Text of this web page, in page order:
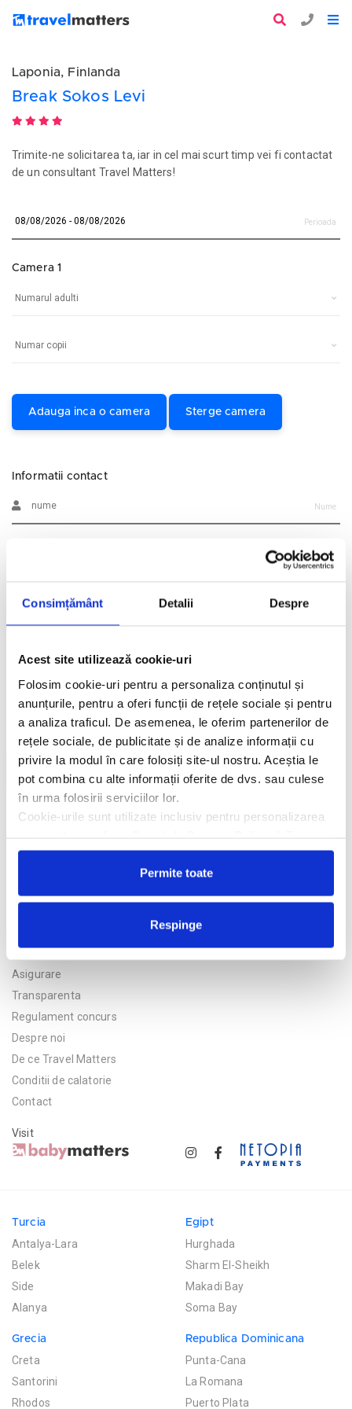
Consimțământ Detalii Despre
Acest site utilizează cookie-uri
Folosim cookie-uri pentru a personaliza conținutul și
anunțurile, pentru a oferi funcții de rețele sociale și pentru
a analiza traficul. De asemenea, le oferim partenerilor de
rețele sociale, de publicitate și de analize informații cu
privire la modul în care folosiți site-ul nostru. Aceștia le
pot combina cu alte informații oferite de dvs. sau culese
în urma folosirii serviciilor lor.
Cookie-urile sunt utilizate inclusiv pentru personalizarea
Permite toate
Respinge
Laponia, Finlanda
Break Sokos Levi
Trimite-ne solicitarea ta, iar in cel mai scurt timp vei fi contactat
de un consultant Travel Matters!
Perioada
Camera 1
Adauga inca o camera Sterge camera
Informatii contact
Nume
Prenume
Alte informatii
Asigurare
Transparenta
Regulament concurs
Despre noi
De ce Travel Matters
Conditii de calatorie
Contact
Visit
Turcia
Antalya-Lara
Belek
Side
Alanya
Egipt
Hurghada
Sharm El-Sheikh
Makadi Bay
Soma Bay
Grecia
Creta
Santorini
Rhodos
Republica Dominicana
Punta-Cana
La Romana
Puerto Plata